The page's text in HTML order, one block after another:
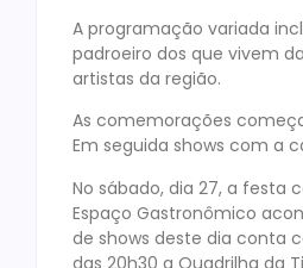
A programação variada
padroeiro dos que vivem
artistas da região.
As comemorações
Em seguida shows com a
No sábado, dia 27, a festa
Espaço Gastronômico
de shows deste dia conta
das 20h30 a Quadrilha da